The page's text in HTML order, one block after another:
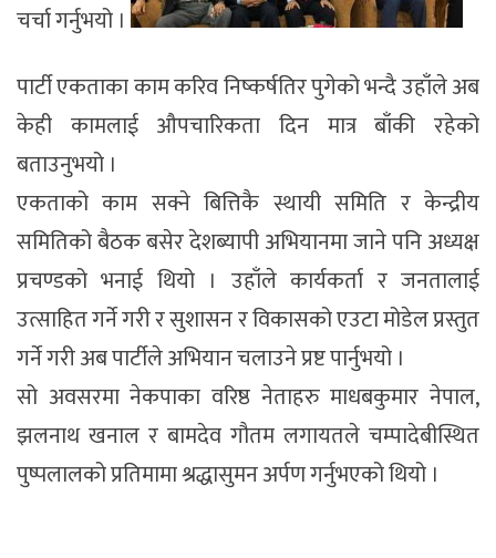
चर्चा गर्नुभयो ।
पार्टी एकताका काम करिव निष्कर्षतिर पुगेको भन्दै उहाँले अब
केही कामलाई औपचारिकता दिन मात्र बाँकी रहेको
बताउनुभयो ।
एकताको काम सक्ने बित्तिकै स्थायी समिति र केन्द्रीय
समितिको बैठक बसेर देशब्यापी अभियानमा जाने पनि अध्यक्ष
प्रचण्डको भनाई थियो । उहाँले कार्यकर्ता र जनतालाई
उत्साहित गर्ने गरी र सुशासन र विकासको एउटा मोडेल प्रस्तुत
गर्ने गरी अब पार्टीले अभियान चलाउने प्रष्ट पार्नुभयो ।
सो अवसरमा नेकपाका वरिष्ठ नेताहरु माधबकुमार नेपाल,
झलनाथ खनाल र बामदेव गौतम लगायतले चम्पादेबीस्थित
पुष्पलालको प्रतिमामा श्रद्धासुमन अर्पण गर्नुभएको थियो ।